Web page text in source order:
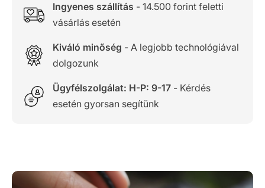
Ingyenes szállítás - 14.500 forint feletti
vásárlás esetén
Kiváló minőség - A legjobb technológiával
dolgozunk
Ügyfélszolgálat: H-P: 9-17- Kérdés
esetén gyorsan segítünk